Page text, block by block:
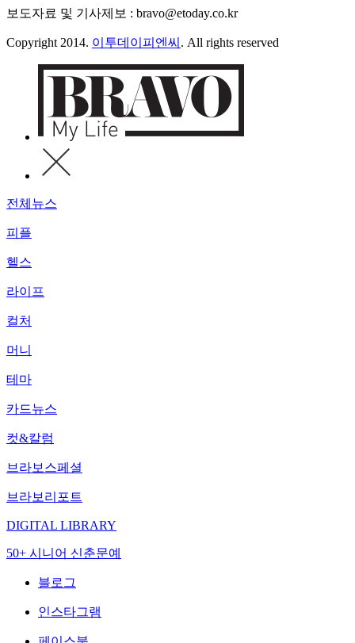
보도자료 및 기사제보 : bravo@etoday.co.kr
Copyright 2014. 이투데이피엔씨 . All rights reserved
전체뉴스
피플
헬스
라이프
컬처
머니
테마
카드뉴스
컷&칼럼
브라보스페셜
브라보리포트
DIGITAL LIBRARY
50+ 시니어 신춘문예
블로그
인스타그램